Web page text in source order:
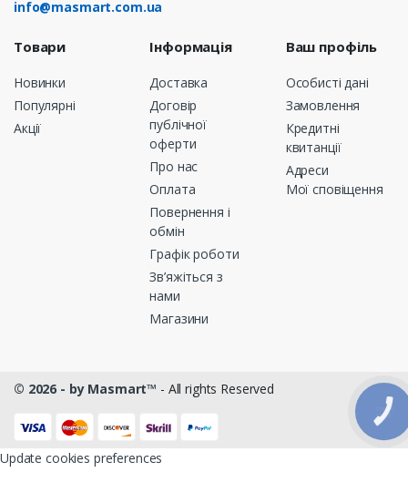
info@masmart.com.ua
Товари
Новинки
Популярні
Акції
Інформація
Доставка
Договір
публічної
оферти
Про нас
Оплата
Повернення і
обмін
Графік роботи
Зв’яжіться з
нами
Магазини
Ваш профіль
Особисті дані
Замовлення
Кредитні
квитанції
Адреси
Мої сповіщення
© 2026 - by Masmart™ - All rights Reserved
Update cookies preferences
КНОПКА
ЗВ'ЯЗКУ